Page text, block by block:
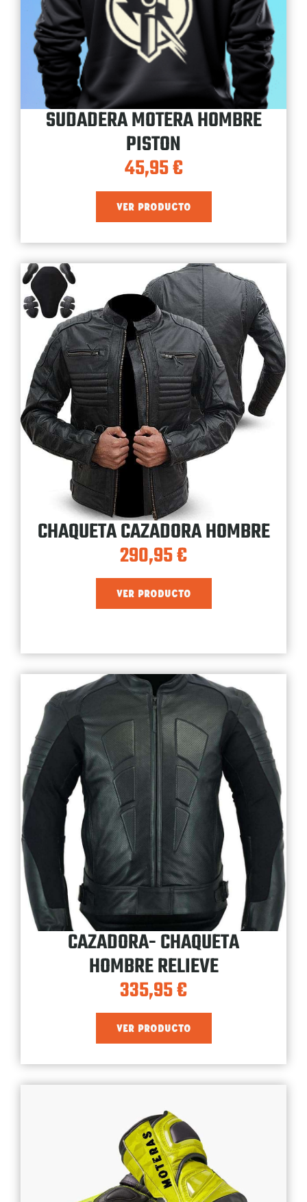
SUDADERA MOTERA HOMBRE
PISTON
45,95€
VER PRODUCTO
CHAQUETA CAZADORA HOMBRE
290,95€
VER PRODUCTO
CAZADORA- CHAQUETA
HOMBRE RELIEVE
335,95€
VER PRODUCTO